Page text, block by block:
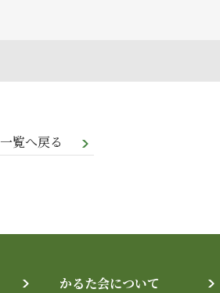
一覧へ戻る
かるた会について